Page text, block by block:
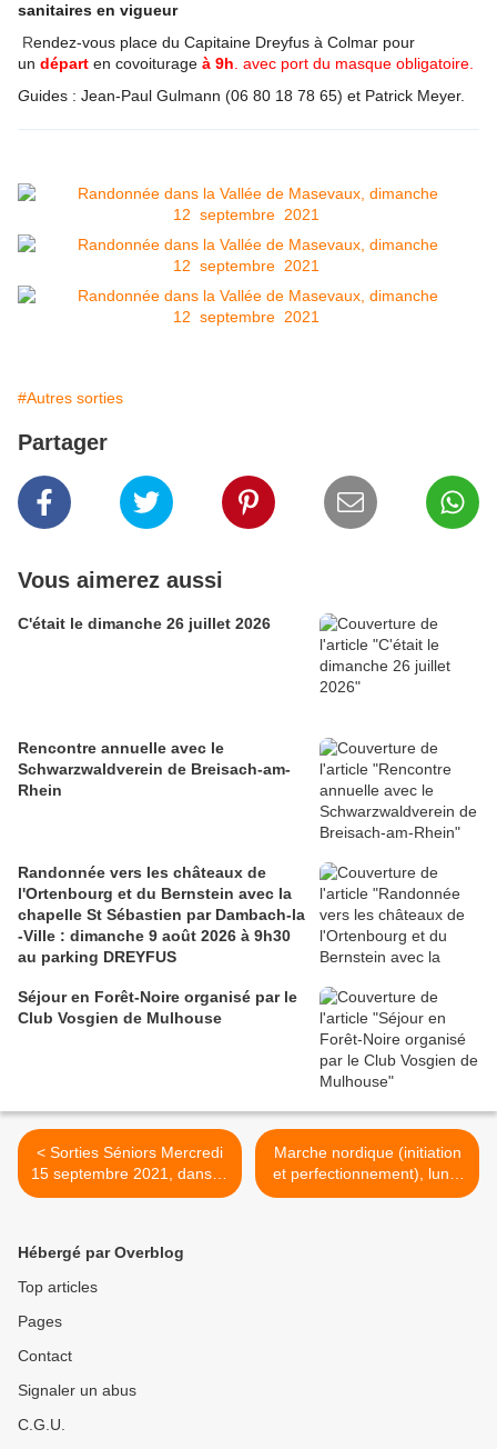
sanitaires en vigueur
Rendez-vous place du Capitaine Dreyfus à Colmar pour
un départ en covoiturage à 9h . avec port du masque obligatoire.
Guides : Jean-Paul Gulmann (06 80 18 78 65) et Patrick Meyer.
#Autres sorties
Partager
Vous aimerez aussi
C'était le dimanche 26 juillet 2026
Rencontre annuelle avec le
Schwarzwaldverein de Breisach-am-
Rhein
Randonnée vers les châteaux de
l'Ortenbourg et du Bernstein avec la
chapelle St Sébastien par Dambach-la
-Ville : dimanche 9 août 2026 à 9h30
au parking DREYFUS
Séjour en Forêt-Noire organisé par le
Club Vosgien de Mulhouse
< Sorties Séniors Mercredi
15 septembre 2021, dans le
Sundgau d’Illfurth à
Marche nordique (initiation
et perfectionnement), lundi
13 septembre 2021 >
Hébergé par Overblog
Top articles
Pages
Contact
Signaler un abus
C.G.U.